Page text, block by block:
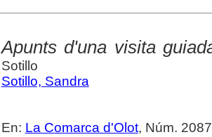
Apunts d'una visita
Sotillo
Sotillo, Sandra
En: La Comarca d'Olot, Núm.